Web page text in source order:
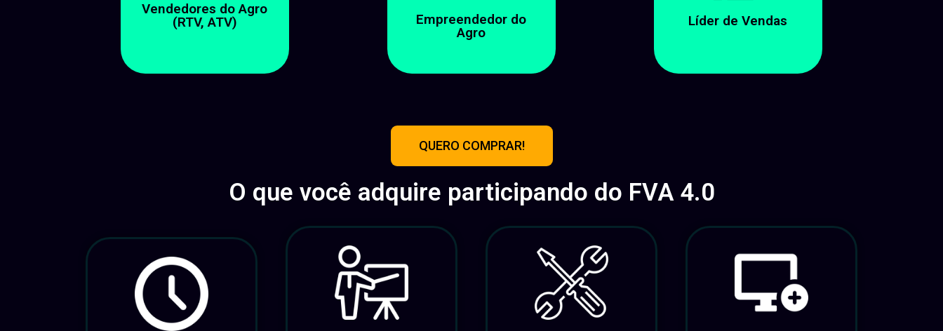
Vendedores do Agro
(RTV, ATV)
Empreendedor do
Agro
Líder de Vendas
QUERO COMPRAR!
O que você adquire participando do FVA 4.0